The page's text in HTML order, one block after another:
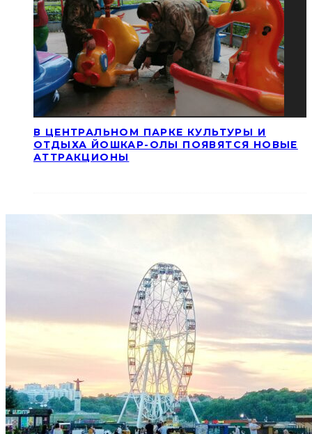
В ЦЕНТРАЛЬНОМ ПАРКЕ КУЛЬТУРЫ И
ОТДЫХА ЙОШКАР-ОЛЫ ПОЯВЯТСЯ НОВЫЕ
АТТРАКЦИОНЫ